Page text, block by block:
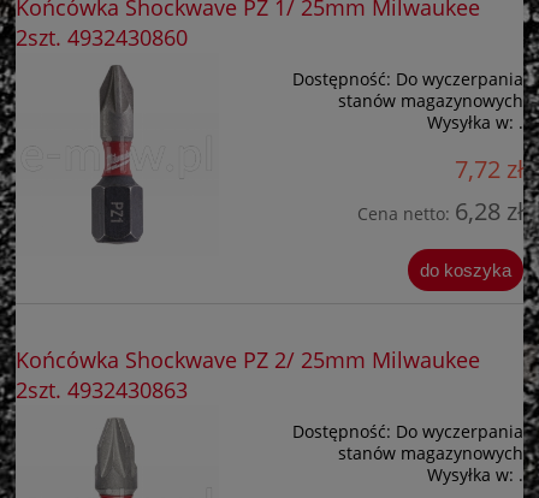
Końcówka Shockwave PZ 1/ 25mm Milwaukee
2szt. 4932430860
Dostępność: Do wyczerpania
stanów magazynowych
Wysyłka w: .
7,72 zł
Cena netto: 6,28 zł
do koszyka
Końcówka Shockwave PZ 2/ 25mm Milwaukee
2szt. 4932430863
Dostępność: Do wyczerpania
stanów magazynowych
Wysyłka w: .